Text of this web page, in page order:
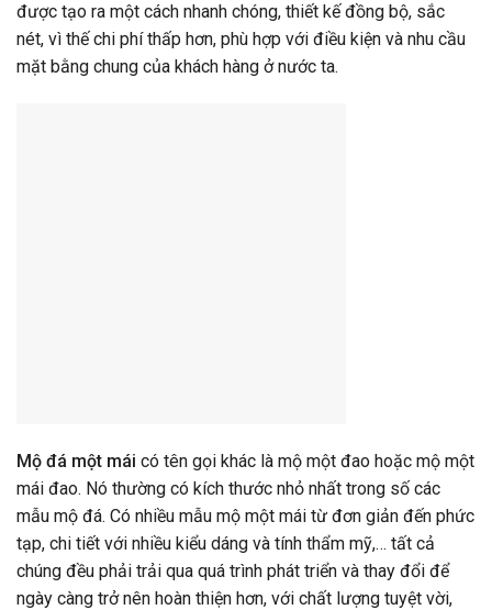
được tạo ra một cách nhanh chóng, thiết kế đồng bộ, sắc
nét, vì thế chi phí thấp hơn, phù hợp với điều kiện và nhu cầu
mặt bằng chung của khách hàng ở nước ta.
Mộ đá một mái có tên gọi khác là mộ một đao hoặc mộ một
mái đao. Nó thường có kích thước nhỏ nhất trong số các
mẫu mộ đá. Có nhiều mẫu mộ một mái từ đơn giản đến phức
tạp, chi tiết với nhiều kiểu dáng và tính thẩm mỹ,… tất cả
chúng đều phải trải qua quá trình phát triển và thay đổi để
ngày càng trở nên hoàn thiện hơn, với chất lượng tuyệt vời,